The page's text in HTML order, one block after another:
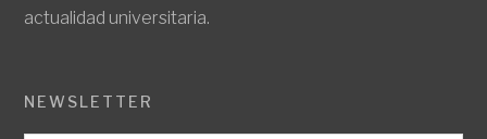
actualidad universitaria.
NEWSLETTER